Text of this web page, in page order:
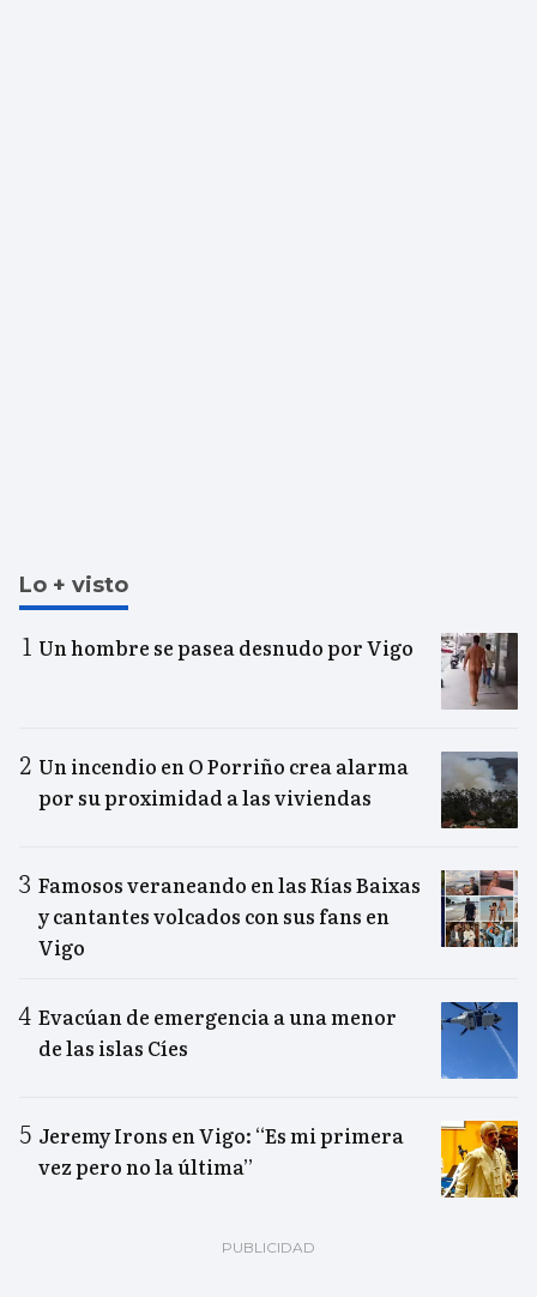
Lo + visto
Un hombre se pasea desnudo por Vigo
Un incendio en O Porriño crea alarma
por su proximidad a las viviendas
Famosos veraneando en las Rías Baixas
y cantantes volcados con sus fans en
Vigo
Evacúan de emergencia a una menor
de las islas Cíes
Jeremy Irons en Vigo: “Es mi primera
vez pero no la última”